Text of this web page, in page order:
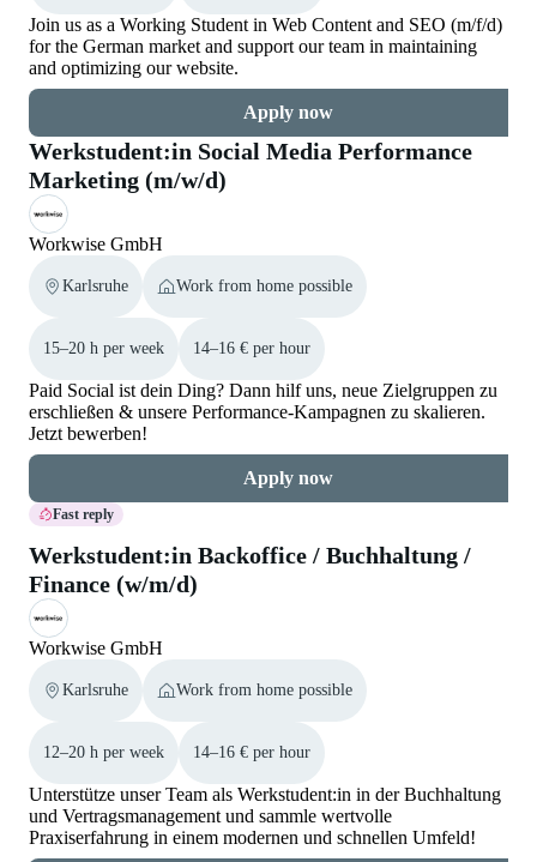
Join us as a Working Student in Web Content and SEO (m/f/d)
for the German market and support our team in maintaining
and optimizing our website.
Apply now
Werkstudent:in Social Media Performance
Marketing (m/w/d)
Workwise GmbH
Karlsruhe Work from home possible
15–20 h per week 14–16 € per hour
Paid Social ist dein Ding? Dann hilf uns, neue Zielgruppen zu
erschließen & unsere Performance-Kampagnen zu skalieren.
Jetzt bewerben!
Apply now
Fast reply
Werkstudent:in Backoffice / Buchhaltung /
Finance (w/m/d)
Workwise GmbH
Karlsruhe Work from home possible
12–20 h per week 14–16 € per hour
Unterstütze unser Team als Werkstudent:in in der Buchhaltung
und Vertragsmanagement und sammle wertvolle
Praxiserfahrung in einem modernen und schnellen Umfeld!